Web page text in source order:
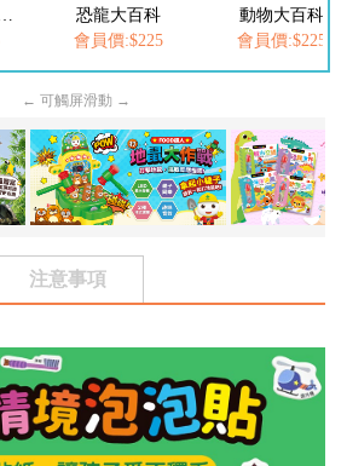
科
動物大百科
會員價:$225
會員價
← 可觸屏滑動 →
注意事項